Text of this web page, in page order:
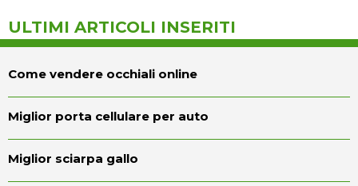
ULTIMI ARTICOLI INSERITI
Come vendere occhiali online
Miglior porta cellulare per auto
Miglior sciarpa gallo